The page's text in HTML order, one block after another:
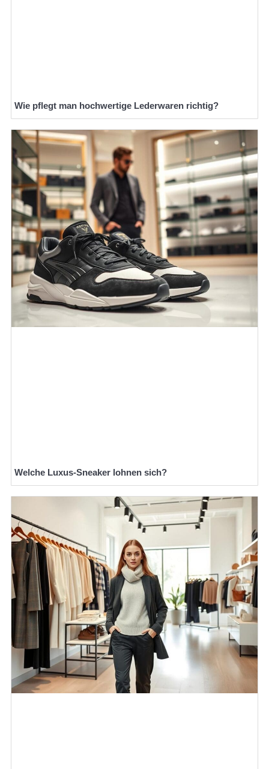
Wie pflegt man hochwertige Lederwaren richtig?
Welche Luxus-Sneaker lohnen sich?